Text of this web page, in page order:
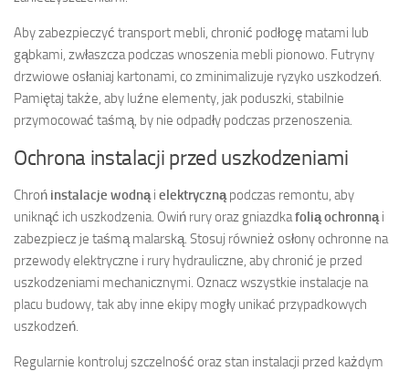
Aby zabezpieczyć transport mebli, chronić podłogę matami lub
gąbkami, zwłaszcza podczas wnoszenia mebli pionowo. Futryny
drzwiowe osłaniaj kartonami, co zminimalizuje ryzyko uszkodzeń.
Pamiętaj także, aby luźne elementy, jak poduszki, stabilnie
przymocować taśmą, by nie odpadły podczas przenoszenia.
Ochrona instalacji przed uszkodzeniami
Chroń instalacje wodną i elektryczną podczas remontu, aby
uniknąć ich uszkodzenia. Owiń rury oraz gniazdkafolią ochronną i
zabezpiecz je taśmą malarską. Stosuj również osłony ochronne na
przewody elektryczne i rury hydrauliczne, aby chronić je przed
uszkodzeniami mechanicznymi. Oznacz wszystkie instalacje na
placu budowy, tak aby inne ekipy mogły unikać przypadkowych
uszkodzeń.
Regularnie kontroluj szczelność oraz stan instalacji przed każdym